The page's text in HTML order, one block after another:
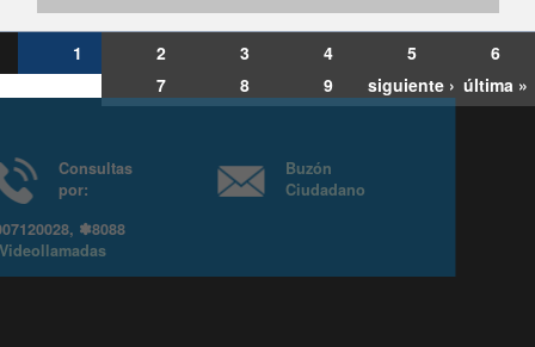
1 2 3 4 5
6
7
8 9 siguiente › última »
Consultas
6007120028, ✽8088
yVideollamadas
Ciudadano